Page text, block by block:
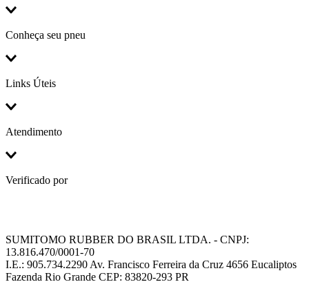
Conheça seu pneu
Links Úteis
Atendimento
Verificado por
SUMITOMO RUBBER DO BRASIL LTDA. - CNPJ:
13.816.470/0001-70
I.E.: 905.734.2290 Av. Francisco Ferreira da Cruz 4656 Eucaliptos
Fazenda Rio Grande CEP: 83820-293 PR